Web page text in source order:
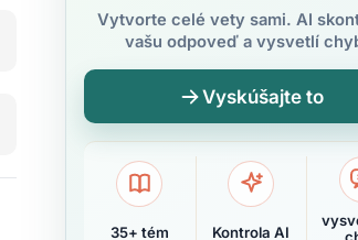
Vytvorte celé vety sami. AI
vašu odpoveď a vysvetlí
Vyskúšajte to
35+ tém Kontrola AI